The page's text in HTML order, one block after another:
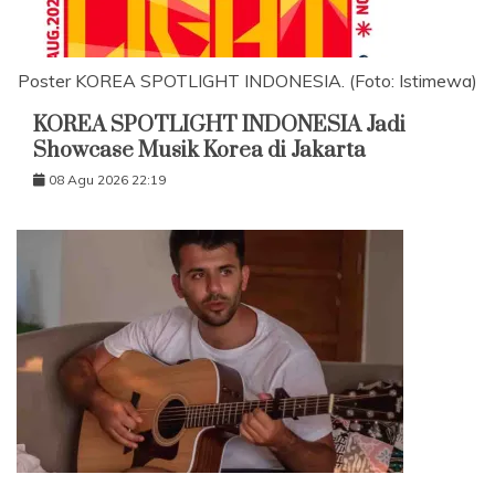
Poster KOREA SPOTLIGHT INDONESIA. (Foto: Istimewa)
KOREA SPOTLIGHT INDONESIA Jadi
Showcase Musik Korea di Jakarta
08 Agu 2026 22:19